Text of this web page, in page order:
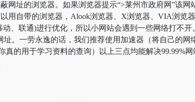
网址的浏览器。如果浏览器提示“>莱州市政府网”该
用自带的浏览器，Alook浏览器、X浏览器、VIA浏览
、联通)进行优化，所以小网站会遇到一些网络打不
址。一劳永逸的话，我们推荐使用加速器（将自己的
真的用于学习资料的查询）以上三点均能解决99.99%